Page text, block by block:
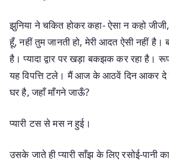
झुनिया ने चकित होकर कहा- ऐसा न कहो
हूँ, नहीं तुम जानती हो, मेरी आदत ऐसी नहीं है।
है। प्यादा द्वार पर खड़ा बकझक कर रहा है।
यह विपत्ति टले। मैं आज के आठवें दिन आकर दे
घर है, जहाँ माँगने जाऊँ?
प्यारी टस से मस न हुई।
उसके जाते ही प्यारी साँझ के लिए रसोई-पानी